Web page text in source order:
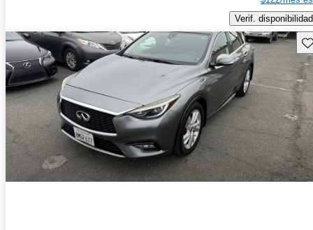
Verif. disponibilidad